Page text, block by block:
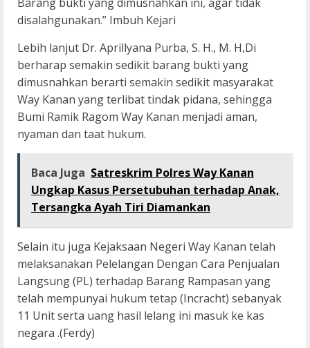
disalahgunakan.” Imbuh Kejari
Lebih lanjut Dr. Aprillyana Purba, S. H., M. H,Di
berharap semakin sedikit barang bukti yang
dimusnahkan berarti semakin sedikit masyarakat
Way Kanan yang terlibat tindak pidana, sehingga
Bumi Ramik Ragom Way Kanan menjadi aman,
nyaman dan taat hukum.
Baca Juga Satreskrim Polres Way Kanan
Ungkap Kasus Persetubuhan terhadap Anak,
Tersangka Ayah Tiri Diamankan
Selain itu juga Kejaksaan Negeri Way Kanan telah
melaksanakan Pelelangan Dengan Cara Penjualan
Langsung (PL) terhadap Barang Rampasan yang
telah mempunyai hukum tetap (Incracht) sebanyak
11 Unit serta uang hasil lelang ini masuk ke kas
negara .(Ferdy)